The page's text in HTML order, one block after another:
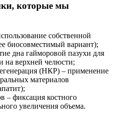
которые мы
собственной
биосовместимый вариант);
дна гайморовой пазухи для
на верхней челюсти;
(НКР) – применение
материалов
– фиксация костного
увеличения объема.